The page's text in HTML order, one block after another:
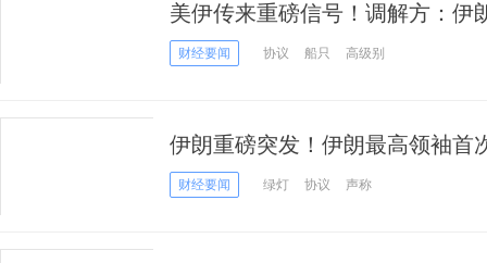
美伊传来重磅信号！调解方：伊
得“令人鼓舞的进展”
财经要闻 协议 船只 高级别
伊朗重磅突发！伊朗最高领袖首
释放什么信息？
财经要闻 绿灯 协议 声称